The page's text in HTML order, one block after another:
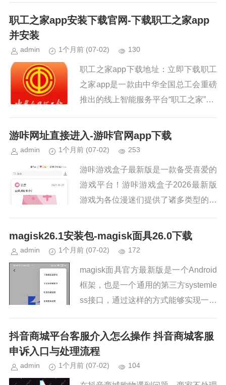
画质优化、游戏加速、自动瞄准等。通
职工之家app安装下载官网-下载职工之家app
并安装
admin 1个月前 (07-02) 130
职工之家app下载地址：立即下载职工
之家app是一款由中华全国总工会重磅
推出的线上智能服务平台“职工之家”AP
海量的实用功能等你体验，用户可以使
用手机查看最新福利资讯...
游咔网址直接进入-游咔官网app下载
admin 1个月前 (07-02) 253
游咔游戏盒子最新版是一款备受喜爱的
游戏平台！游咔游戏盒子2026最新版
游戏为各位漫迷们提供了诸多类型的游
是可以自由下载的，还提供了多种游戏
下载渠道，更会根据玩家的游戏...
magisk26.1安装包-magisk面具26.0下载
admin 1个月前 (07-02) 172
magisk面具官方最新版是一个Android
框架，也是一个通用的第三方systemle
ss接口，通过这样的方式能够实现一些
要遵循谷歌的Material Design...
抖音商城平台客服介入怎么操作 抖音商城客服
申诉入口与处理流程
admin 1个月前 (07-02) 104